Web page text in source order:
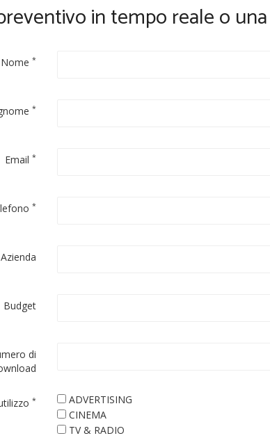
in tempo reale o
Nome*
*
Email*
*
Azienda
Budget
di
*
ADVERTISING
CINEMA
TV & RADIO